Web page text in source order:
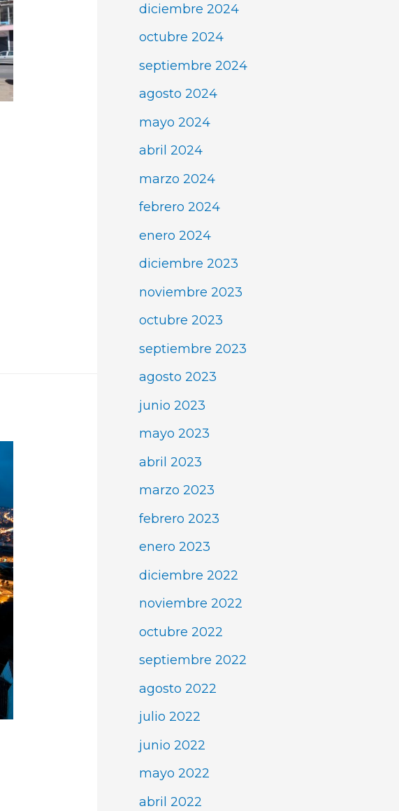
diciembre 2024
octubre 2024
septiembre 2024
agosto 2024
mayo 2024
abril 2024
marzo 2024
febrero 2024
enero 2024
diciembre 2023
noviembre 2023
octubre 2023
septiembre 2023
agosto 2023
junio 2023
mayo 2023
abril 2023
marzo 2023
febrero 2023
enero 2023
diciembre 2022
noviembre 2022
octubre 2022
septiembre 2022
agosto 2022
julio 2022
junio 2022
mayo 2022
abril 2022